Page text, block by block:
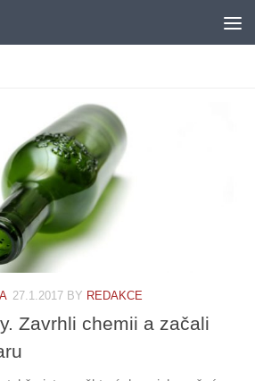
27.1.2017 BY REDAKCE
Zavrhli chemii a začali